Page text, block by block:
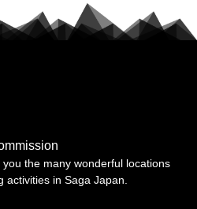
the many wonderful locations
activities in Saga Japan.